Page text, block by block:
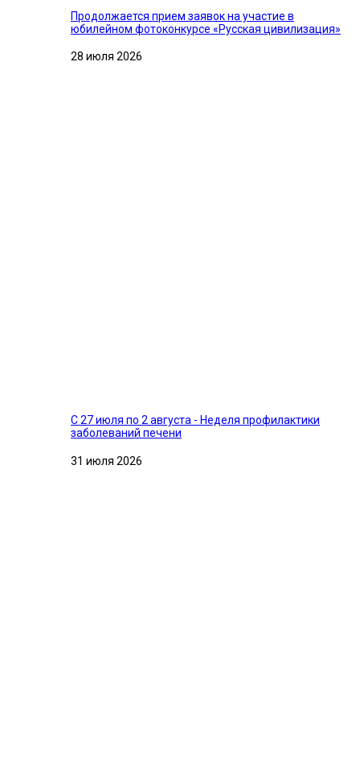
Продолжается прием заявок на участие в
юбилейном фотоконкурсе «Русская цивилизация»
28 июля 2026
С 27 июля по 2 августа - Неделя профилактики
заболеваний печени
31 июля 2026